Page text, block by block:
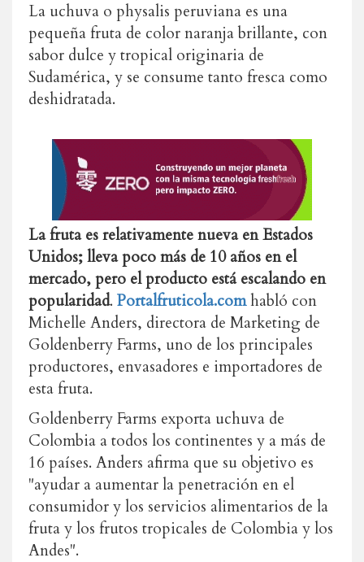
La uchuva o physalis peruviana es una
pequeña fruta de color naranja brillante, con
sabor dulce y tropical originaria de
Sudamérica, y se consume tanto fresca como
deshidratada.
La fruta es relativamente nueva en Estados
Unidos; lleva poco más de 10 años en el
mercado, pero el producto está escalando en
popularidad. Portalfruticola.comhabló con
Michelle Anders, directora de Marketing de
Goldenberry Farms, uno de los principales
productores, envasadores e importadores de
esta fruta.
Goldenberry Farms exporta uchuva de
Colombia a todos los continentes y a más de
16 países. Anders afirma que su objetivo es
"ayudar a aumentar la penetración en el
consumidor y los servicios alimentarios de la
fruta y los frutos tropicales de Colombia y los
Andes".